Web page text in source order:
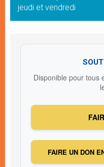
jeudi et vendredi
Disponible pour tous
FAIRE UN DON